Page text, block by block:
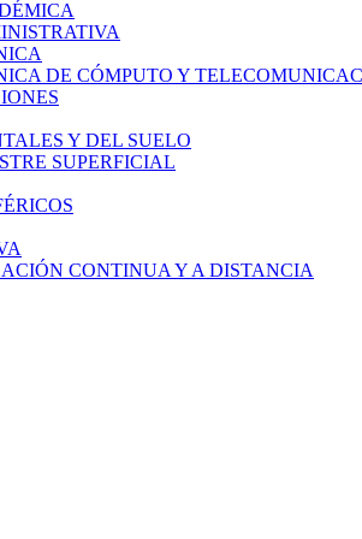
DE CÓMPUTO Y
Y DEL SUELO
SUPERFICIAL
CONTINUA Y A DISTANCIA